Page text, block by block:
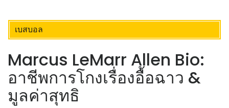
เบสบอล
Marcus LeMarr Allen Bio:
อาชีพการโกงเรื่องอื้อฉาว &
มูลค่าสุทธิ